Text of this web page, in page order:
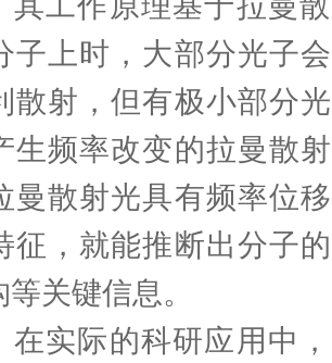
子上时，大部分光子
散射，但有极小部分
生频率改变的拉曼散
曼散射光具有频率位
征，就能推断出分子
关键信息。
际的科研应用中，